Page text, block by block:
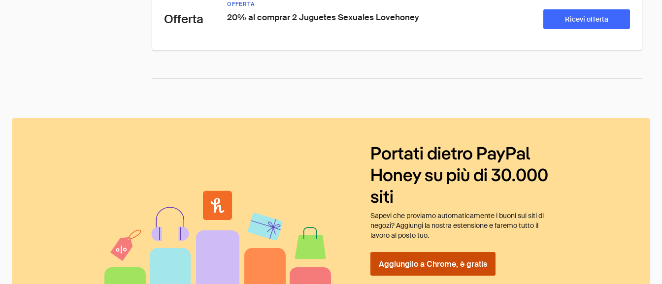
Offerta
OFFERTA
20% al comprar 2 Juguetes Sexuales Lovehoney Ricevi offerta
Portati dietro PayPal
Honey su più di 30.000
siti
Sapevi che proviamo automaticamente i buoni sui siti di
negozi? Aggiungi la nostra estensione e faremo tutto il
lavoro al posto tuo.
Aggiungilo a Chrome, è gratis